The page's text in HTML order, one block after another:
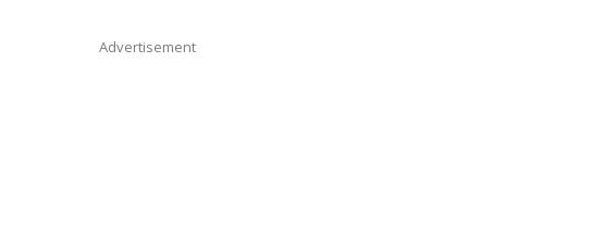
Advertisement